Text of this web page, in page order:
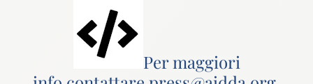
Per maggiori